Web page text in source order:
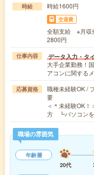
時給 時給1600円
交通費
全額支給 ※月収
2800円
仕事内容 データ入力・タ
大手企業勤務！
アコンに関する
応募資格
職種未経験OK /
要
＜＊未経験OK
方 ┗パソコンを
職場の雰囲気
年齢層
20代